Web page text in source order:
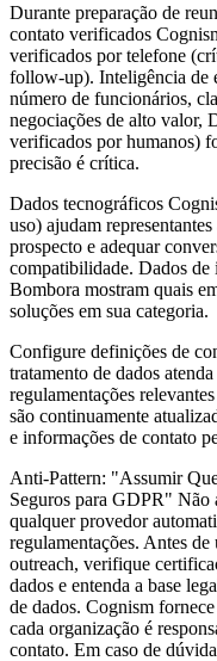
Durante preparação de
contato verificados
verificados por telefone
follow-up). Inteligência de
número de funcionários,
negociações de alto valor,
verificados por humanos)
precisão é crítica.
Dados tecnográficos
uso) ajudam
prospecto e adequar
compatibilidade. Dados
Bombora mostram quais
soluções em sua categoria.
Configure definições de
tratamento de dados
regulamentações
são continuamente
e informações de contato
Anti-Pattern: "Assumir
Seguros para GDPR" Não
qualquer provedor
regulamentações. Antes
outreach, verifique
dados e entenda a base
de dados. Cognism
cada organização é
contato. Em caso de